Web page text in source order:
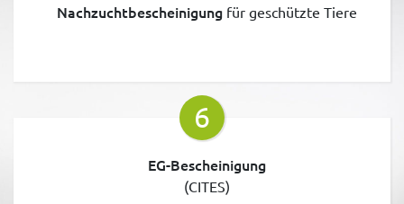
Nachzuchtbescheinigungfür geschützte Tiere
6
EG-Bescheinigung
(CITES)